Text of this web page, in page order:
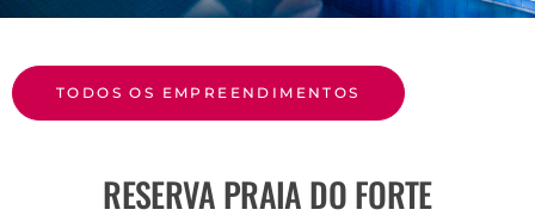
TODOS OS EMPREENDIMENTOS
RESERVA PRAIA DO FORTE